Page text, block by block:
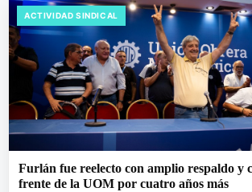
ACTIVIDAD SINDICAL
Furlán fue reelecto con amplio respaldo y
frente de la UOM por cuatro años más